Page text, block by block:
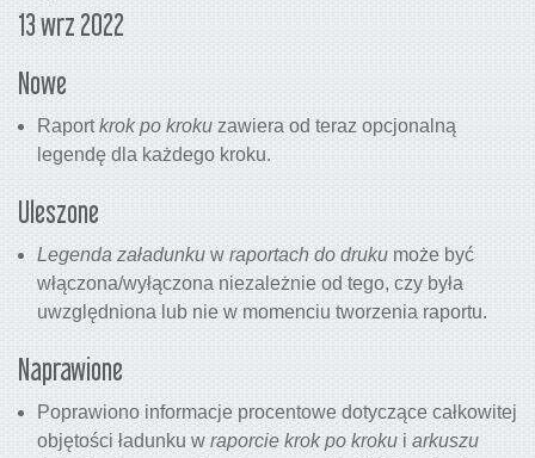
13 wrz 2022
Nowe
Raportkrok po kroku zawiera od teraz opcjonalną
legendę dla każdego kroku.
Uleszone
Legenda załadunku w raportach do druku może być
włączona/wyłączona niezależnie od tego, czy była
uwzględniona lub nie w momenciu tworzenia raportu.
Naprawione
Poprawiono informacje procentowe dotyczące całkowitej
objętości ładunku w raporcie krok po kroku i arkuszu